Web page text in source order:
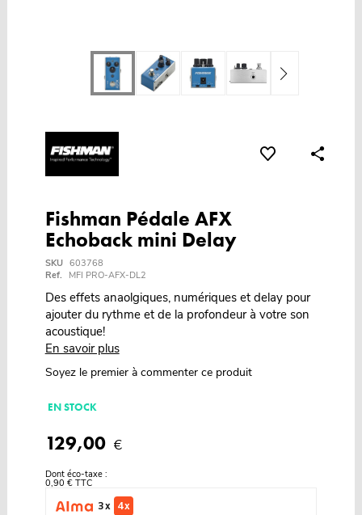
Fishman Pédale AFX
Echoback mini Delay
SKU 603768
Ref.
MFI PRO-AFX-DL2
Des effets anaolgiques, numériques et delay pour
ajouter du rythme et de la profondeur à votre son
acoustique!
En savoir plus
Soyez le premier à commenter ce produit
EN STOCK
129,00 €
Dont éco-taxe :
0,90 € TTC
3 x
4 x